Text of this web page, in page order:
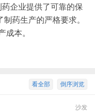
企业提供了可靠的保
药生产的严格要求。
成本。
倒序浏览
看全部
沙发